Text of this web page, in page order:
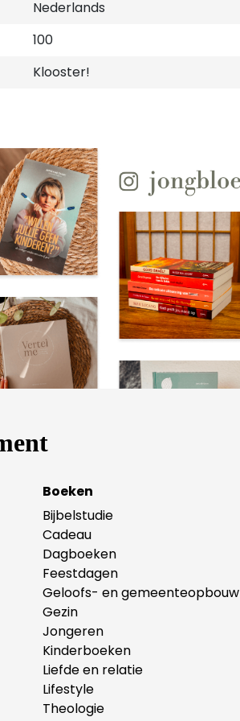
Nederlands
100
Klooster!
Boeken
Bijbelstudie
Cadeau
Dagboeken
Feestdagen
Geloofs- en gemeenteopbouw
Gezin
Jongeren
Kinderboeken
Liefde en relatie
Lifestyle
Theologie